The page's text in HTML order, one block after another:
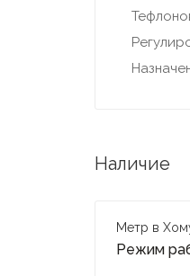
Наличие
Метр в
Режим